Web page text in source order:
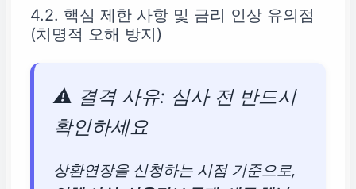
4.2. 핵심 제한 사항 및 금리 인상 유의점
(치명적 오해 방지)
⚠️ 결격 사유: 심사 전 반드시
확인하세요
상환연장을 신청하는 시점 기준으로,